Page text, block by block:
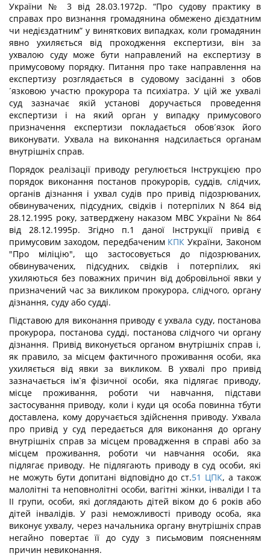
України № 3 від 28.03.1972р. “Про судову практику в
справах про визнання громадянина обмежено дієздатним
чи недієздатним” у виняткових випадках, коли громадянин
явно ухиляється від проходження експертизи, він за
ухвалою суду може бути направлений на експертизу в
примусовому порядку. Питання про таке направлення на
експертизу розглядається в судовому засіданні з обов
´язковою участю прокурора та психіатра. У цій же ухвалі
суд зазначає якій установі доручається проведення
експертизи і на який орган у випадку примусового
призначення експертизи покладається обов´язок його
виконувати. Ухвала на виконання надсилається органам
внутрішніх справ.
Порядок реалізації приводу регулюється Інструкцією про
порядок виконання постанов прокурорів, суддів, слідчих,
органів дізнання і ухвал судів про привід підозрюваних,
обвинувачених, підсудних, свідків і потерпілих N 864 від
28.12.1995 року, затверджену наказом МВС України № 864
від 28.12.1995р. Згідно п.1 даної Інструкції привід є
примусовим заходом, передбаченим КПК України, Законом
"Про міліцію", що застосовується до підозрюваних,
обвинувачених, підсудних, свідків і потерпілих, які
ухиляються без поважних причин від добровільної явки у
призначений час за викликом прокурора, слідчого, органу
дізнання, суду або судді.
Підставою для виконання приводу є ухвала суду, постанова
прокурора, постанова судді, постанова слідчого чи органу
дізнання. Привід виконується органом внутрішніх справ і,
як правило, за місцем фактичного проживання особи, яка
ухиляється від явки за викликом. В ухвалі про привід
зазначається ім`я фізичної особи, яка підлягає приводу,
місце проживання, роботи чи навчання, підстави
застосування приводу, коли і куди ця особа повинна тбути
доставлена, кому доручається здійснення приводу. Ухвала
про привід у суд передається для виконання до органу
внутрішніх справ за місцем провадження в справі або за
місцем проживання, роботи чи навчання особи, яка
підлягає приводу. Не підлягають приводу в суд особи, які
не можуть бути допитані відповідно до ст.51 ЦПК, а також
малолітні та неповнолітні особи, вагітні жінки, інваліди I та
II групи, особи, які доглядають дітей віком до 6 років або
дітей інвалідів. У разі неможливості приводу особа, яка
виконує ухвалу, через начальника органу внутрішніх справ
негайно повертає її до суду з письмовим поясненням
причин невиконання.